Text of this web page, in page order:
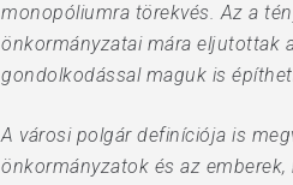
monopóliumra törekvés. Az a
önkormányzatai mára eljutottak
gondolkodással maguk is
A városi polgár definíciója is
önkormányzatok és az